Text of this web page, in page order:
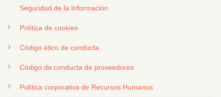
Seguridad de la Información
Política de cookies
Código ético de conducta
Código de conducta de proveedores
Política corporativa de Recursos Humanos